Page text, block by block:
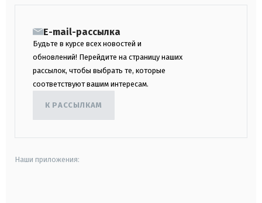
E-mail-рассылка
Будьте в курсе всех новостей и
обновлений! Перейдите на страницу наших
рассылок, чтобы выбрать те, которые
соответствуют вашим интересам.
К РАССЫЛКАМ
Наши приложения: